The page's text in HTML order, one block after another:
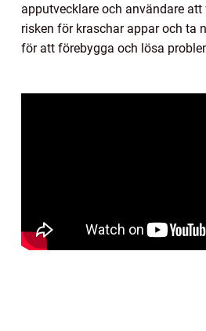
apputvecklare och användare
risken för kraschar appar och ta
för att förebygga och lösa